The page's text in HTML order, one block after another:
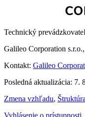
Technický
Galileo Corporation
Kontakt: Galileo
Posledná aktualizácia: 7.
Zmena vzhľadu,
Vyhlásenie o prístupnosti